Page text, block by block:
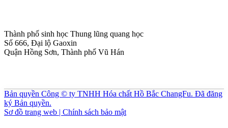
Thành phố sinh học Thung lũng quang học
Số 666, Đại lộ Gaoxin
Quận Hồng Sơn, Thành phố Vũ Hán
Bản quyền Công © ty TNHH Hóa chất Hồ Bắc ChangFu. Đã đăng
ký Bản quyền.
Sơ đồ trang web | Chính sách bảo mật